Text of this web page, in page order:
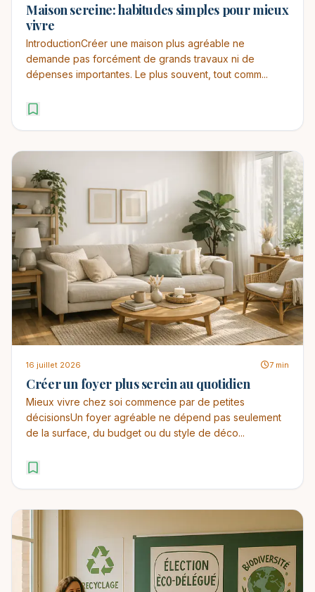
Maison sereine: habitudes simples pour mieux
vivre
IntroductionCréer une maison plus agréable ne
demande pas forcément de grands travaux ni de
dépenses importantes. Le plus souvent, tout comm...
16 juillet 2026 7 min
Créer un foyer plus serein au quotidien
Mieux vivre chez soi commence par de petites
décisionsUn foyer agréable ne dépend pas seulement
de la surface, du budget ou du style de déco...